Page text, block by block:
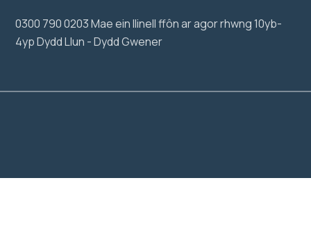
0300 790 0203 Mae ein llinell ffôn ar agor rhwng 10yb-
4yp Dydd Llun - Dydd Gwener